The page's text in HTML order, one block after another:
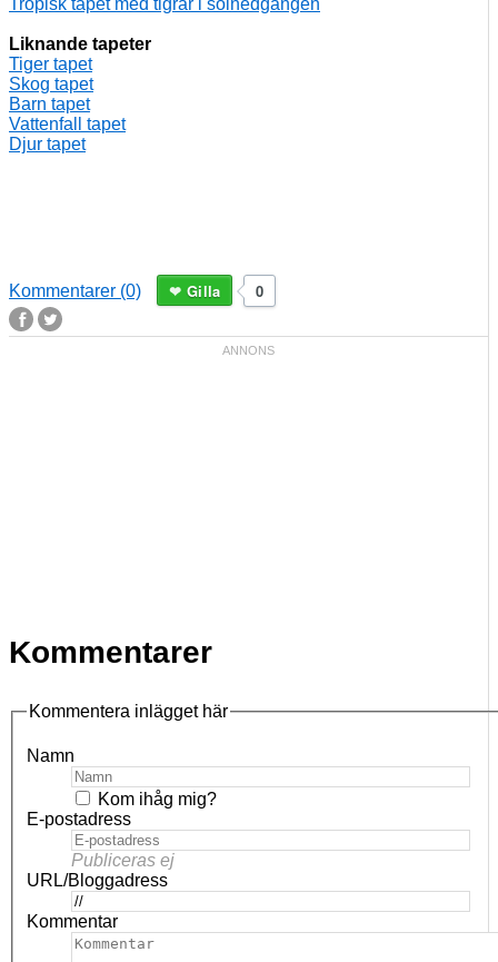
Tropisk tapet med tigrar i solnedgången
Liknande tapeter
Tiger tapet
Skog tapet
Barn tapet
Vattenfall tapet
Djur tapet
Kommentarer (0) 0
Gilla
Kommentarer
Kommentera inlägget här
Namn
Kom ihåg mig?
E-postadress
Publiceras ej
URL/Bloggadress
Kommentar